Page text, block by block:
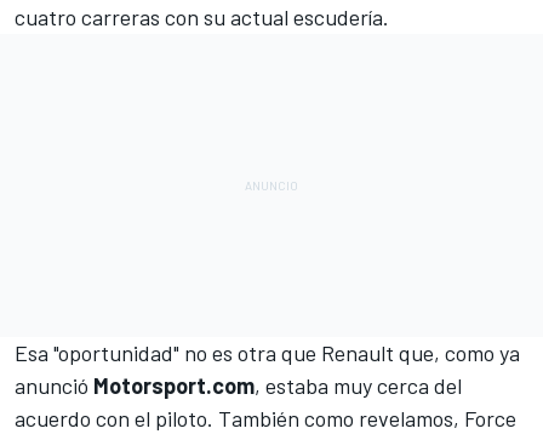
cuatro carreras con su actual escudería.
Esa "oportunidad" no es otra que Renault que, como ya
anunció Motorsport.com, estaba muy cerca del
acuerdo con el piloto. También como revelamos, Force